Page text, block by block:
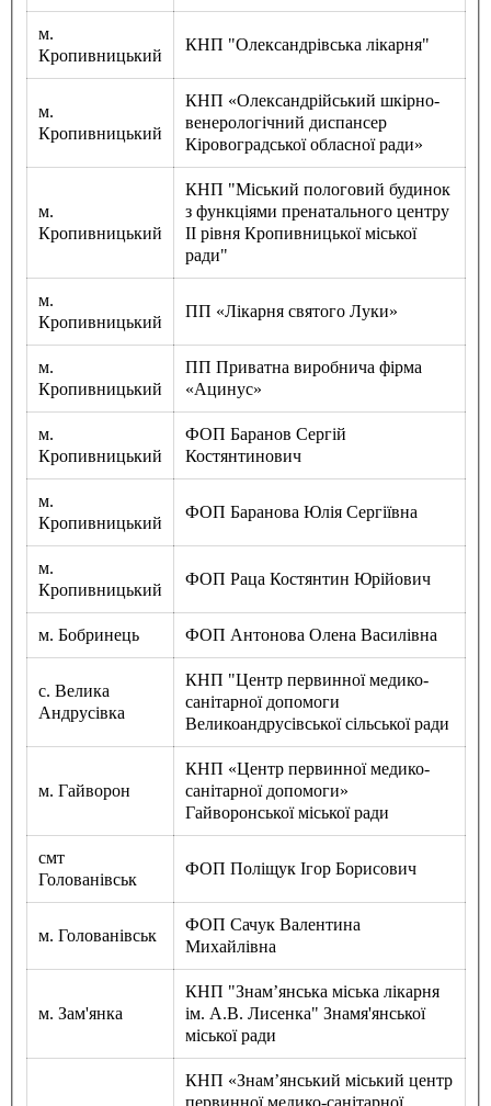
Одеська область
Полтавська область
Рівненська область
Тернопільська область
Харківська область
Херсонська область
Хмельницька область
Черкаська область
Чернівецька область
Чернігівська область
питань укладення договорів
Вивчаємо жестову мову
Дитяча сторінка
Новини про жестову мову
Ресурс для вивчення жестових мов різних країн
ЦУЖМ
Проєкт "Жестова мова для поліцейських"
ВІКТОРИНА
На допомогу військовим
Медична термінологія жестовою мовою
Статут УТОГ
Нормативна база УТОГ
Законодавство
Декларації
Документи ВФГ
Міжнародні документи
м.
Кропивницький
КНП "Олександрівська лікарня"
м.
Кропивницький
КНП «Олександрійський шкірно-
венерологічний диспансер
Кіровоградської обласної ради»
м.
Кропивницький
КНП "Міський пологовий будинок
з функціями пренатального центру
ІІ рівня Кропивницької міської
ради"
м.
Кропивницький
ПП «Лікарня святого Луки»
м.
Кропивницький
ПП Приватна виробнича фірма
«Ацинус»
м.
Кропивницький
ФОП Баранов Сергій
Костянтинович
м.
Кропивницький
ФОП Баранова Юлія Сергіївна
м.
Кропивницький
ФОП Раца Костянтин Юрійович
м. Бобринець ФОП Антонова Олена Василівна
с. Велика
Андрусівка
КНП "Центр первинної медико-
санітарної допомоги
Великоандрусівської сільської ради
м. Гайворон
КНП «Центр первинної медико-
санітарної допомоги»
Гайворонської міської ради
смт
Голованівськ
ФОП Поліщук Ігор Борисович
м. Голованівськ
ФОП Сачук Валентина
Михайлівна
м. Зам'янка
КНП "Знам’янська міська лікарня
ім. А.В. Лисенка" Знамя'янської
міської ради
КНП «Знам’янський міський центр
первинної медико-санітарної